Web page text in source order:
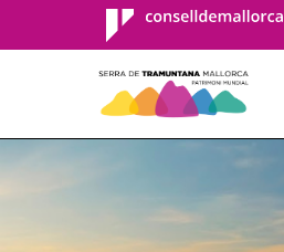
Consell de
Mallorca